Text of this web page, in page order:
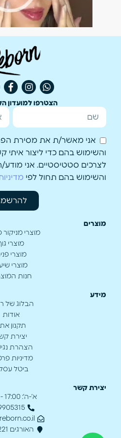
הצטרפו למועדון
אני מאשר/ת את מסירת
והשימוש בהם כדי ליצור
לצרכים סטטיסטיים. אני
והשימוש בהם תחול לפי
מוצרים
מוצרי מניקור
מוצרי
מוצרי
מוצרי
חנות
מידע
הבלוג של
אודות
תקנון
יצירת
הצהרת
מדיניות
ביטל
יצירת קשר
א’-ה’: 17:00 - 8:00
האורגים 221 נתיבות